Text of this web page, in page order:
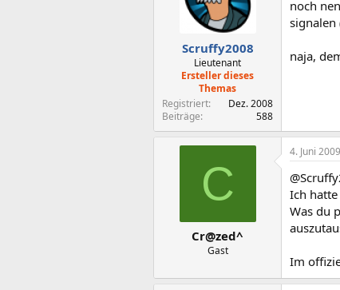
Scruffy2008
Lieutenant
Ersteller dieses
Themas
Registriert
Dez. 2008
Beiträge
588
noch
signalen
naja,
C
Cr@zed^
Gast
4. Juni 2009
Ich
Was du
Im